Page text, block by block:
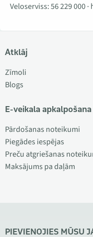
Veloserviss:56 229 000·
Atklāj
Zīmoli
Blogs
E-veikala apkalpošana
Pārdošanas noteikumi
Piegādes iespējas
Preču atgriešanas
Maksājums pa daļām
PIEVIENOJIES MŪSU